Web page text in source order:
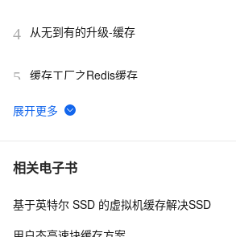
4 从无到有的升级-缓存
5 缓存工厂之Redis缓存
6 使用Spring缓存的简单Demo
7 应对Memcached缓存失效，导致高并发
8 图片缓存优化
相关电子书
基于英特尔 SSD 的虚拟机缓存解决SSD